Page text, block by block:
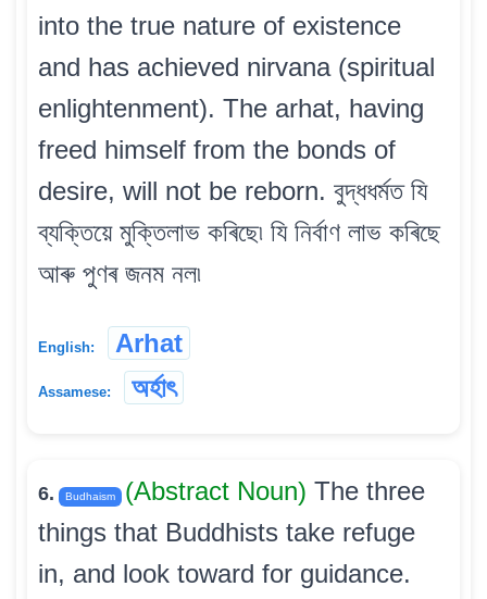
into the true nature of existence
and has achieved nirvana (spiritual
enlightenment). The arhat, having
freed himself from the bonds of
desire, will not be reborn. বুদ্ধধৰ্মত যি
ব্যক্তিয়ে মুক্তিলাভ কৰিছে৷ যি নিৰ্বাণ লাভ কৰিছে
আৰু পুণৰ জনম নল৷
English: Arhat
Assamese: অৰ্হাৎ
6. Budhaism (Abstract Noun) The three
things that Buddhists take refuge
in, and look toward for guidance.